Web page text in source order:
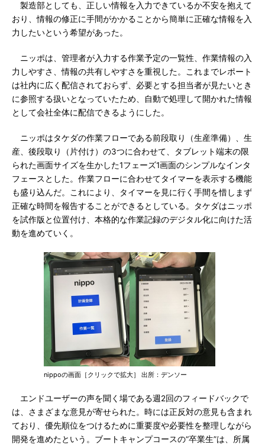
製造部としても、正しい情報を入力できているか不安を抱えて
おり、情報の修正に手間がかかることから簡単に正確な情報を入
力したいという希望があった。
ニッポは、管理者が入力する作業予定の一覧性、作業情報の入
力しやすさ、情報の共有しやすさを重視した。これまでレポート
は社内に広く配信されておらず、必要とする担当者が見たいとき
に参照する扱いとなっていたため、自動で処理して開かれた情報
として会社全体に配信できるようにした。
ニッポはタケダの作業フローである前段取り（生産準備）、生
産、後段取り（片付け）の3つに合わせて、タブレット端末の限
られた画面サイズを生かした1フェーズ1画面のシンプルなインタ
フェースとした。作業フローに合わせてタイマーを表示する機能
も盛り込んだ。これにより、タイマーを見に行く手間を惜しまず
正確な時間を報告することができるとしている。タケダはニッポ
を試作版と位置付け、本格的な作業記録のデジタル化に向けた活
動を進めていく。
nippoの画面［クリックで拡大］ 出所：デンソー
エンドユーザーの声を聞く場である週2回のフィードバックで
は、さまざまな意見が寄せられた。時には正反対の意見も含まれ
ており、優先順位をつけるために重要度や必要性を整理しながら
開発を進めたという。ブートキャンプコースの“卒業生”は、所属